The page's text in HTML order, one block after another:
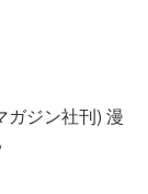
ガジン社刊) 漫